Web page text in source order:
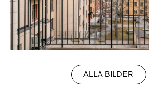
ALLA BILDER